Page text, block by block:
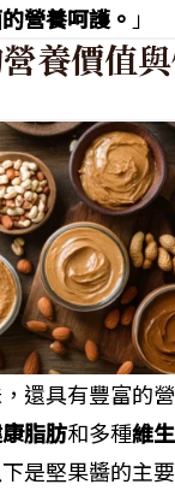
營養呵護。 」
養價值
還具有豐富的
脂肪和多種維
是堅果醬的主